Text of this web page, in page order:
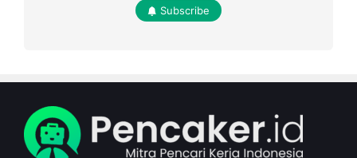
Subscribe